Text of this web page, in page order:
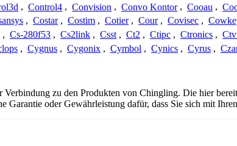
, Control4 , Convision , Convo Kontor , Cooau ,
, Costar , Costim , Cotier , Cour , Covisec ,
, Cs-280f53 , Cs2link , Csst , Ct2 , Ctipc , Ctronics ,
, Cygnus , Cygonix , Cymbol , Cynics , Cyrus ,
zu den Produkten von Chingling. Die hier
Garantie oder Gewährleistung dafür, dass Sie sich mit